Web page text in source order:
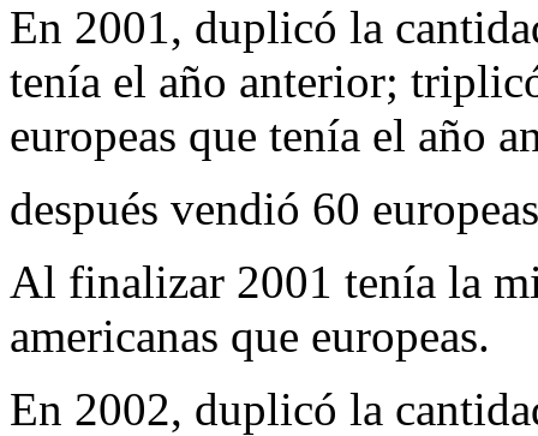
En 2001, duplicó la
tenía el año anterior;
europeas que tenía el año
después vendió 60
Al finalizar 2001 tenía la
americanas que europeas.
En 2002, duplicó la